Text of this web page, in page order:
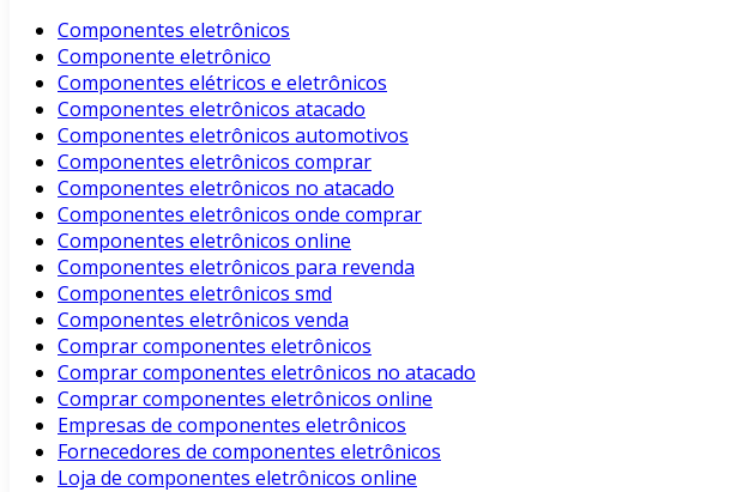
Componentes eletrônicos
Componente eletrônico
Componentes elétricos e eletrônicos
Componentes eletrônicos atacado
Componentes eletrônicos automotivos
Componentes eletrônicos comprar
Componentes eletrônicos no atacado
Componentes eletrônicos onde comprar
Componentes eletrônicos online
Componentes eletrônicos para revenda
Componentes eletrônicos smd
Componentes eletrônicos venda
Comprar componentes eletrônicos
Comprar componentes eletrônicos no atacado
Comprar componentes eletrônicos online
Empresas de componentes eletrônicos
Fornecedores de componentes eletrônicos
Loja de componentes eletrônicos online